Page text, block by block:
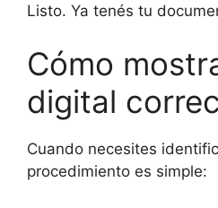
Listo. Ya tenés tu
Cómo
digital
Cuando necesites
procedimiento es simple: